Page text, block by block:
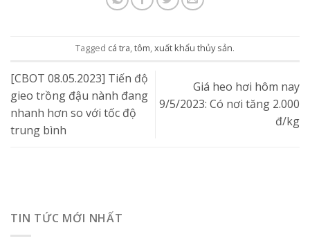
Tagged cá tra,tôm,xuất khẩu thủy sản.
[CBOT 08.05.2023] Tiến độ
gieo trồng đậu nành đang
nhanh hơn so với tốc độ
trung bình
Giá heo hơi hôm nay
9/5/2023: Có nơi tăng 2.000
đ/kg
TIN TỨC MỚI NHẤT